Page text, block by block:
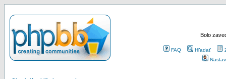
Bolo
FAQ Hľadať